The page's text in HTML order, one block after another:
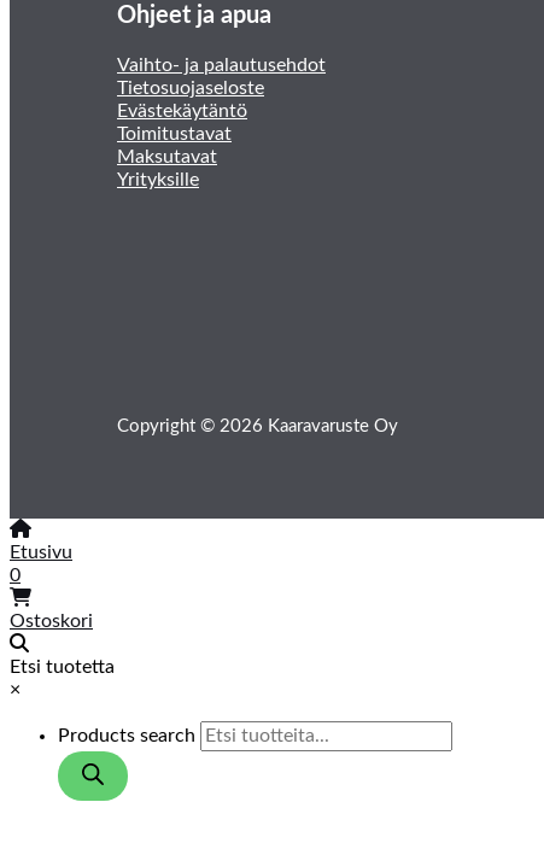
Ohjeet ja apua
Vaihto- ja palautusehdot
Tietosuojaseloste
Evästekäytäntö
Toimitustavat
Maksutavat
Yrityksille
Copyright © 2026 Kaaravaruste Oy
Etusivu
0
Ostoskori
Etsi tuotetta
×
Products search